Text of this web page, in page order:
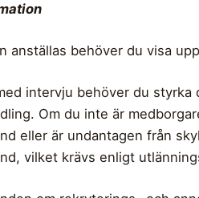
anställas behöver du visa
intervju behöver du
Om du inte är
eller är undantagen från
vilket krävs enligt